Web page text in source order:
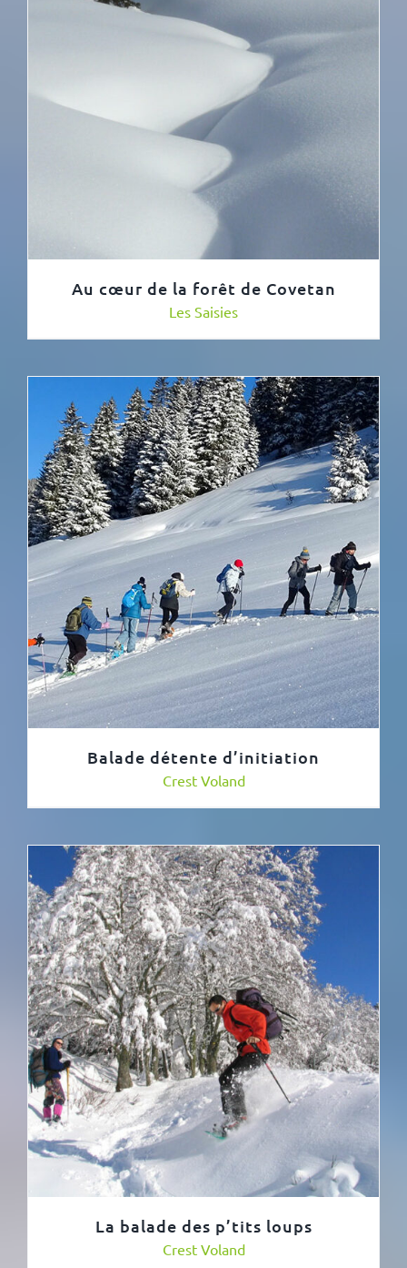
Au cœur de la forêt de Covetan
Les Saisies
Balade détente d’initiation
Crest Voland
La balade des p’tits loups
Crest Voland